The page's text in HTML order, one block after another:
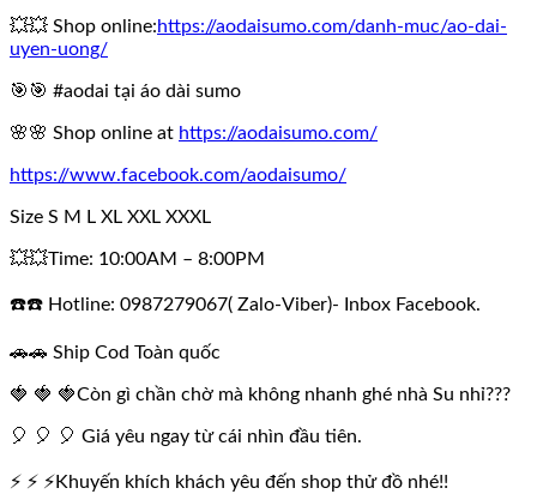
💥💥 Shop online:https://aodaisumo.com/danh-muc/ao-dai-
uyen-uong/
🎯🎯 #aodai tại áo dài sumo
🌸🌸 Shop online at https://aodaisumo.com/
https://www.facebook.com/aodaisumo/
Size S M L XL XXL XXXL
💥💥Time: 10:00AM – 8:00PM
☎️☎️ Hotline: 0987279067( Zalo-Viber)- Inbox Facebook.
🚗🚗 Ship Cod Toàn quốc
🍓 🍓 🍓Còn gì chần chờ mà không nhanh ghé nhà Su nhỉ???
🎈 🎈 🎈 Giá yêu ngay từ cái nhìn đầu tiên.
⚡ ⚡ ⚡Khuyến khích khách yêu đến shop thử đồ nhé!!